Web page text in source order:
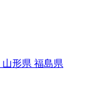
山形県 福島県